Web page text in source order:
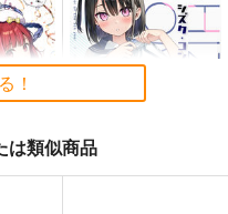
四機
（税込）
神座万象・第十四機
関
2,178
オリジナル
カート
！
は類似商品